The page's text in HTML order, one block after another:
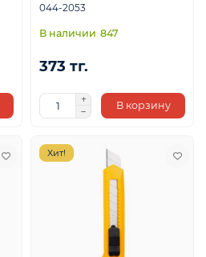
044-2053
847
373 тг.
В корзину
Хит!